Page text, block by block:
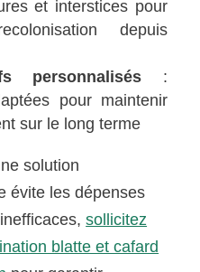
et interstices pour
depuis
personnalisés :
pour maintenir
sur le long terme
solution
évite les dépenses
sollicitez
blatte et cafard